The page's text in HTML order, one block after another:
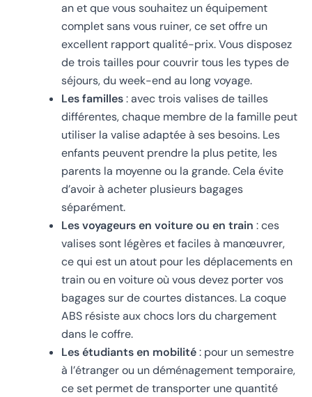
an et que vous souhaitez un équipement
complet sans vous ruiner, ce set offre un
excellent rapport qualité-prix. Vous disposez
de trois tailles pour couvrir tous les types de
séjours, du week-end au long voyage.
Les familles: avec trois valises de tailles
différentes, chaque membre de la famille peut
utiliser la valise adaptée à ses besoins. Les
enfants peuvent prendre la plus petite, les
parents la moyenne ou la grande. Cela évite
d’avoir à acheter plusieurs bagages
séparément.
Les voyageurs en voiture ou en train : ces
valises sont légères et faciles à manœuvrer,
ce qui est un atout pour les déplacements en
train ou en voiture où vous devez porter vos
bagages sur de courtes distances. La coque
ABS résiste aux chocs lors du chargement
dans le coffre.
Les étudiants en mobilité: pour un semestre
à l’étranger ou un déménagement temporaire,
ce set permet de transporter une quantité